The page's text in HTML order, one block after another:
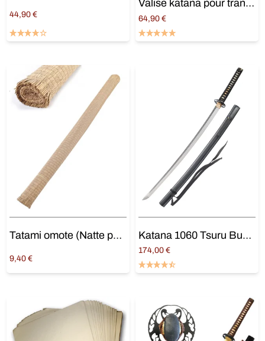
44,90 €
Ajouter au panier
Valise katana pour transport
64,90 €
Ajouter au panier
Tatami omote (Natte pour Battodo)
9,40 €
Ajouter au panier
Katana 1060 Tsuru Bushiden
174,00 €
Ajouter au panier